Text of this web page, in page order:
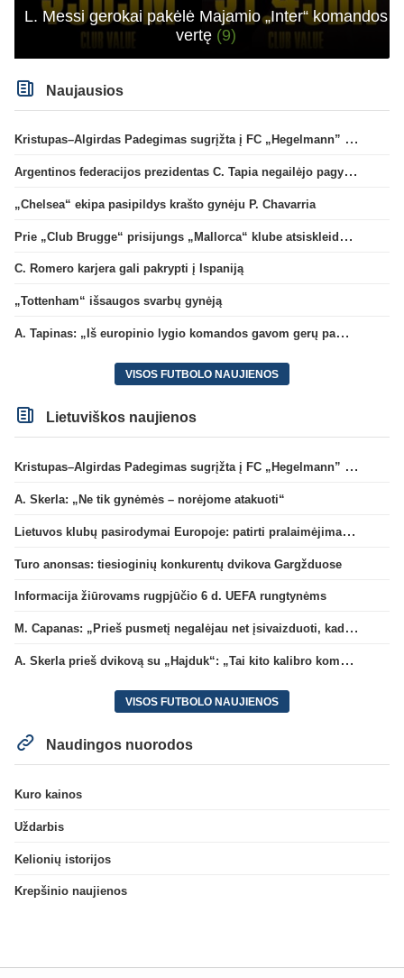
L. Messi gerokai pakėlė Majamio „Inter“ komandos
vertę (9)
Naujausios
Kristupas–Algirdas Padegimas sugrįžta į FC „Hegelmann” B sudėtį
Argentinos federacijos prezidentas C. Tapia negailėjo pagyrų G. Infantino
„Chelsea“ ekipa pasipildys krašto gynėju P. Chavarria
Prie „Club Brugge“ prisijungs „Mallorca“ klube atsiskleidęs J. Virgili
C. Romero karjera gali pakrypti į Ispaniją
„Tottenham“ išsaugos svarbų gynėją
A. Tapinas: „Iš europinio lygio komandos gavom gerų pamokų“
VISOS FUTBOLO NAUJIENOS
Lietuviškos naujienos
Kristupas–Algirdas Padegimas sugrįžta į FC „Hegelmann” B sudėtį
A. Skerla: „Ne tik gynėmės – norėjome atakuoti“
Lietuvos klubų pasirodymai Europoje: patirti pralaimėjimai Kroatijos atstovams
Turo anonsas: tiesioginių konkurentų dvikova Gargžduose
Informacija žiūrovams rugpjūčio 6 d. UEFA rungtynėms
M. Capanas: „Prieš pusmetį negalėjau net įsivaizduoti, kad žaisime prieš „Hajduk“
A. Skerla prieš dvikovą su „Hajduk“: „Tai kito kalibro komanda“
VISOS FUTBOLO NAUJIENOS
Naudingos nuorodos
Kuro kainos
Uždarbis
Kelionių istorijos
Krepšinio naujienos